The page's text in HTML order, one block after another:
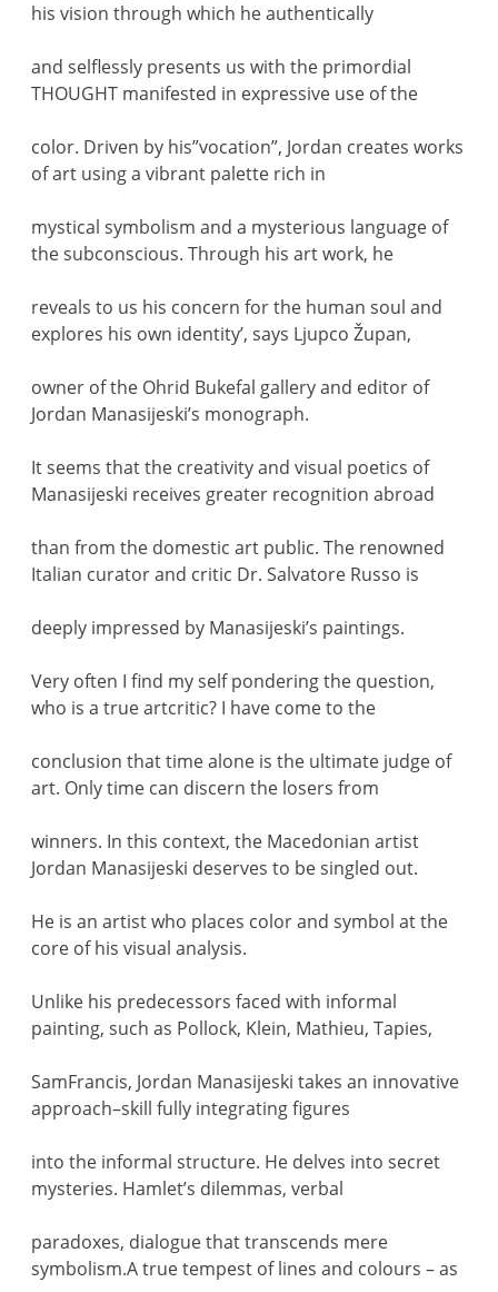
his vision through which he authentically
and selflessly presents us with the primordial
THOUGHT manifested in expressive use of the
color. Driven by his”vocation”, Jordan creates works
of art using a vibrant palette rich in
mystical symbolism and a mysterious language of
the subconscious. Through his art work, he
reveals to us his concern for the human soul and
explores his own identity’, says Ljupco Župan,
owner of the Ohrid Bukefal gallery and editor of
Jordan Manasijeski’s monograph.
It seems that the creativity and visual poetics of
Manasijeski receives greater recognition abroad
than from the domestic art public. The renowned
Italian curator and critic Dr. Salvatore Russo is
deeply impressed by Manasijeski’s paintings.
Very often I find my self pondering the question,
who is a true artcritic? I have come to the
conclusion that time alone is the ultimate judge of
art. Only time can discern the losers from
winners. In this context, the Macedonian artist
Jordan Manasijeski deserves to be singled out.
He is an artist who places color and symbol at the
core of his visual analysis.
Unlike his predecessors faced with informal
painting, such as Pollock, Klein, Mathieu, Tapies,
SamFrancis, Jordan Manasijeski takes an innovative
approach–skill fully integrating figures
into the informal structure. He delves into secret
mysteries. Hamlet’s dilemmas, verbal
paradoxes, dialogue that transcends mere
symbolism.A true tempest of lines and colours – as